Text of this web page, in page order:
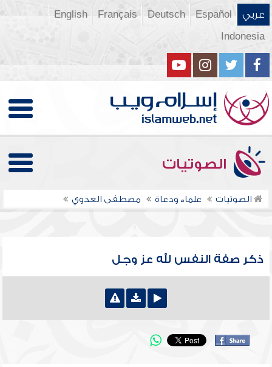
عربي Español
Deutsch
Français
English
Indonesia
الصوتيات
الصوتيات علماء ودعاة مصطفى العدوي
ذكر صفة النفس لله عز وجل